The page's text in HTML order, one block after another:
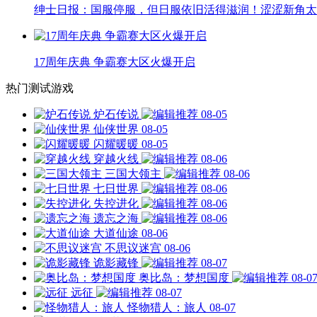
绅士日报：国服停服，但日服依旧活得滋润！涩涩新角
17周年庆典 争霸赛大区火爆开启
热门测试游戏
炉石传说
08-05
仙侠世界 08-05
闪耀暖暖 08-05
穿越火线
08-06
三国大领主
08-06
七日世界
08-06
失控进化
08-06
遗忘之海
08-06
大道仙途 08-06
不思议迷宫 08-06
诡影藏锋
08-07
奥比岛：梦想国度
08-07
远征
08-07
怪物猎人：旅人 08-07